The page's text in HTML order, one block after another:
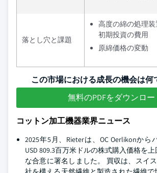
落とし穴と課題
高度の綿の処理
初期投資の費用
原綿価格の変動
この市場における成長の機会は何
無料のPDFをダウンロー
コットン加工機器業界ニュース
2025年5月、Rieterは、OC Oerlikonから
USD 809.3百万米ドルの株式購入価格を
な合意に署名しました。 買収は、スイ